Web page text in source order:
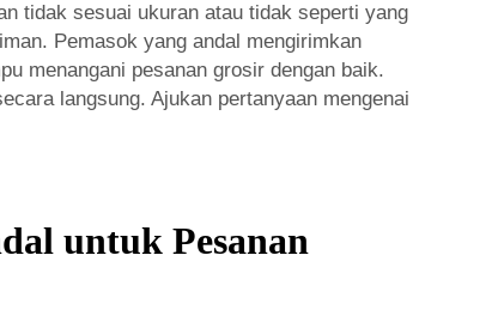
tidak sesuai ukuran atau tidak seperti yang
Pemasok yang andal mengirimkan
menangani pesanan grosir dengan baik.
langsung. Ajukan pertanyaan mengenai
untuk Pesanan